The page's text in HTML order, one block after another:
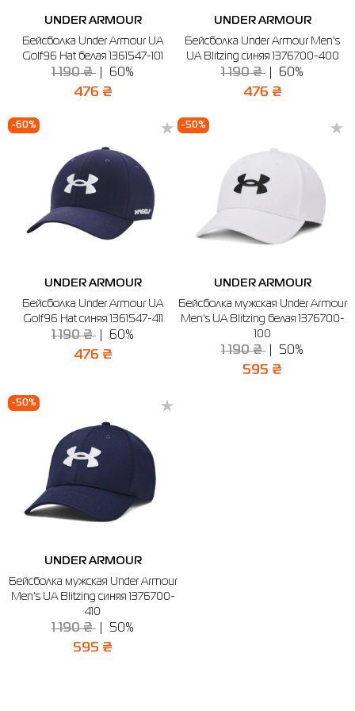
Термобелье
Футболки
Шапки
The North Face
Under Armour
WHS
Сандалии
adidas
UNDER ARMOUR
Бейсболка Under Armour UA
Golf96 Hat белая 1361547-101
1 190 ₴ 60%
476 ₴
UNDER ARMOUR
Бейсболка Under Armour Men's
UA Blitzing синяя 1376700-400
1 190 ₴ 60%
476 ₴
-60%
UNDER ARMOUR
Бейсболка Under Armour UA
Golf96 Hat синяя 1361547-411
1 190 ₴ 60%
476 ₴
-50%
UNDER ARMOUR
Бейсболка мужская Under Armour
Men's UA Blitzing белая 1376700-
100
1 190 ₴ 50%
595 ₴
-50%
UNDER ARMOUR
Бейсболка мужская Under Armour
Men's UA Blitzing синяя 1376700-
410
1 190 ₴ 50%
595 ₴